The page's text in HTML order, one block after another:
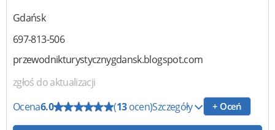
Gdańsk
697-813-506
przewodnikturystycznygdansk.blogspot.com
zgłoś do aktualizacji
Ocena6.0 (13ocen)Szczegóły + Oceń